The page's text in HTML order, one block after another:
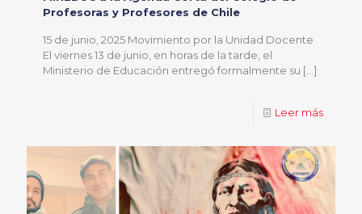
Profesoras y Profesores de Chile
15 de junio, 2025 Movimiento por la Unidad Docente
El viernes 13 de junio, en horas de la tarde, el
Ministerio de Educación entregó formalmente su […]
Leer más